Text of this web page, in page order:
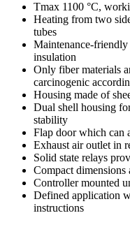
Tmax 1100 °C,
Heating from two
tubes
Maintenance-friendly
insulation
Only fiber materials
carcinogenic
Housing made of
Dual shell housing
stability
Flap door which can
Exhaust air outlet in
Solid state relays
Compact
Controller mounted
Defined application
instructions